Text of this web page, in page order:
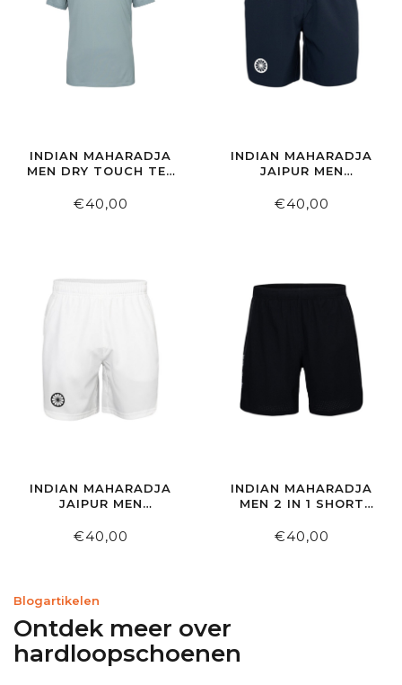
INDIAN MAHARADJA
MEN DRY TOUCH TEE
€40,00
INDIAN MAHARADJA
JAIPUR MEN
SHORT NAVY
€40,00
INDIAN MAHARADJA
JAIPUR MEN
SHORT WHITE
€40,00
INDIAN MAHARADJA
MEN 2 IN 1 SHORT
€40,00
Blogartikelen
Ontdek meer over
hardloopschoenen